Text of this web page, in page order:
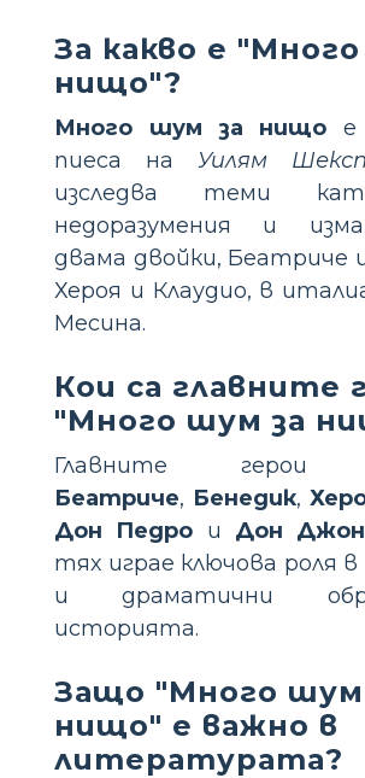
За какво е
нищо"?
Много шум за нищо е
пиеса на Уилям
изследва теми
недоразумения и
двама двойки, Беатриче
Хероя и Клаудио, в
Месина.
Кои са главните
"Много шум за
Главните герои
Беатриче, Бенедик,
Дон Педро и Дон Джон
тях играе ключова роля
и драматични
историята.
Защо "Много шум
нищо" е важно в
литературата?